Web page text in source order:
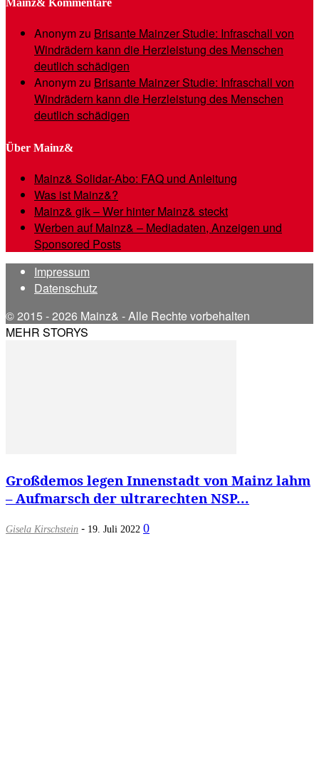
Mainz& Kommentare
Anonymzu Brisante Mainzer Studie: Infraschall von
Windrädern kann die Herzleistung des Menschen
deutlich schädigen
Anonymzu Brisante Mainzer Studie: Infraschall von
Windrädern kann die Herzleistung des Menschen
deutlich schädigen
Über Mainz&
Mainz& Solidar-Abo: FAQ und Anleitung
Was ist Mainz&?
Mainz& gik – Wer hinter Mainz& steckt
Werben auf Mainz& – Mediadaten, Anzeigen und
Sponsored Posts
Impressum
Datenschutz
© 2015 - 2026 Mainz& - Alle Rechte vorbehalten
MEHR STORYS
Großdemos legen Innenstadt von Mainz lahm
– Aufmarsch der ultrarechten NSP...
Gisela Kirschstein - 19. Juli 2022 0